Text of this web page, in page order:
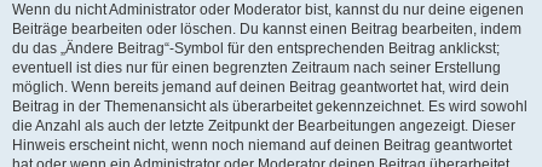
Wenn du nicht Administrator oder Moderator bist, kannst du nur deine eigenen
Beiträge bearbeiten oder löschen. Du kannst einen Beitrag bearbeiten, indem
du das „Ändere Beitrag“-Symbol für den entsprechenden Beitrag anklickst;
eventuell ist dies nur für einen begrenzten Zeitraum nach seiner Erstellung
möglich. Wenn bereits jemand auf deinen Beitrag geantwortet hat, wird dein
Beitrag in der Themenansicht als überarbeitet gekennzeichnet. Es wird sowohl
die Anzahl als auch der letzte Zeitpunkt der Bearbeitungen angezeigt. Dieser
Hinweis erscheint nicht, wenn noch niemand auf deinen Beitrag geantwortet